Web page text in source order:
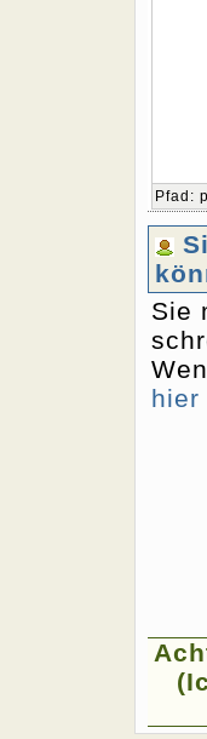
Pfad : p
Sie
hier